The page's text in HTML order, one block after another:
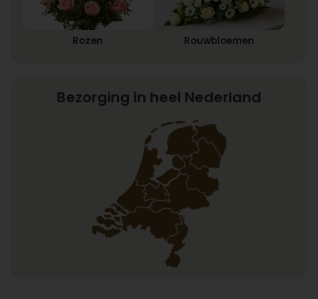
Rozen Rouwbloemen
Bezorging in heel Nederland